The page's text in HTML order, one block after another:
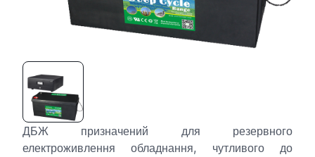
ДБЖ призначений для резервного
електроживлення обладнання, чутливого до